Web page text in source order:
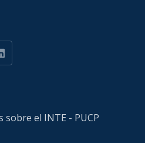
sobre el INTE - PUCP